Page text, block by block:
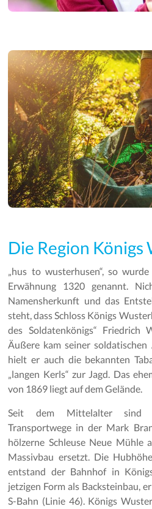
Die Region Königs
„hus to wusterhusen“, so
Erwähnung 1320 genannt.
Namensherkunft und das
steht, dass Schloss Königs
des Soldatenkönigs“ Friedrich
Äußere kam seiner soldatischen
hielt er auch die bekannten
„langen Kerls“ zur Jagd. Das
von 1869 liegt auf dem Gelände.
Seit dem Mittelalter sind
Transportwege in der Mark
hölzerne Schleuse Neue Mühle
Massivbau ersetzt. Die
entstand der Bahnhof in
jetzigen Form als Backsteinbau,
S-Bahn (Linie 46). Königs